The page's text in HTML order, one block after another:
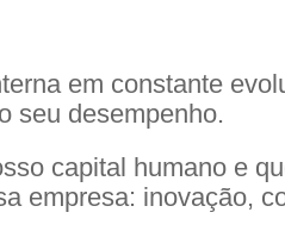
em constante
seu desempenho.
capital humano e
empresa: inovação,